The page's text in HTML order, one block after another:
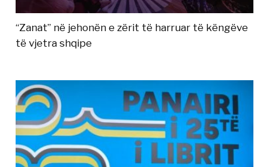
“Zanat” në jehonën e zërit të harruar të këngëve
të vjetra shqipe